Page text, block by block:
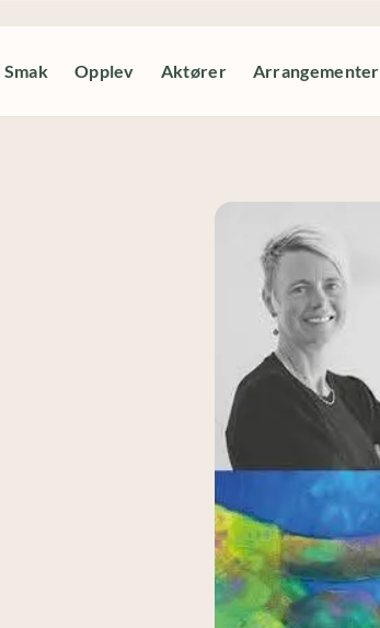
Smak Opplev Aktører Arrangementer